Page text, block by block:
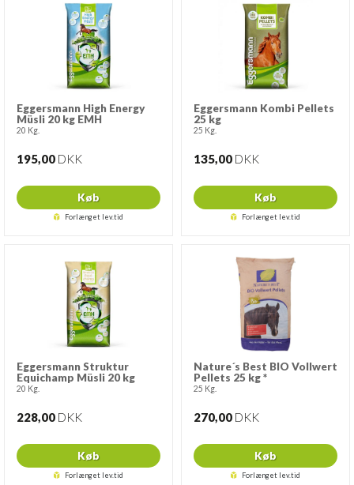
Eggersmann High Energy
Müsli 20 kg EMH
20 Kg.
195,00 DKK
Køb
Forlænget lev.tid
Eggersmann Kombi Pellets
25 kg
25 Kg.
135,00 DKK
Køb
Forlænget lev.tid
Eggersmann Struktur
Equichamp Müsli 20 kg
20 Kg.
228,00 DKK
Køb
Forlænget lev.tid
Nature´s Best BIO Vollwert
Pellets 25 kg *
25 Kg.
270,00 DKK
Køb
Forlænget lev.tid